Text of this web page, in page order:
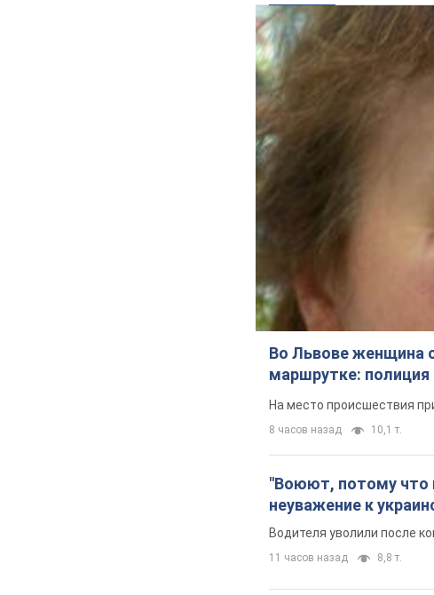
Во Львове женщина
маршрутке:
На место происшествия
8 часов назад 10,1 т.
"Воюют, потому что
неуважение к
Водителя уволили после
11 часов назад 8,8 т.